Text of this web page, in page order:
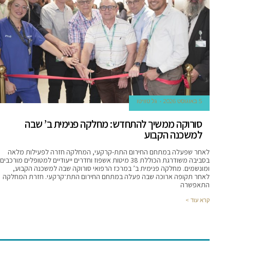
www.vapepens.ph
5 באוגוסט 2026 גל טוויטו
סורוקה ממשיך להתחדש: מחלקה פנימית ב’ שבה
למשכנה הקבוע
לאחר שפעלה במתחם החירום התת-קרקעי, המחלקה חזרה לפעילות מלאה
בסביבה משודרגת הכוללת 38 מיטות אשפוז וחדרים ייעודיים למטופלים מורכבים
ומונשמים. מחלקה פנימית ב’ במרכז הרפואי סורוקה שבה למשכנה הקבוע,
לאחר תקופה ארוכה שבה פעלה במתחם החירום התת־קרקעי. חזרת המחלקה
התאפשרה
קרא עוד >